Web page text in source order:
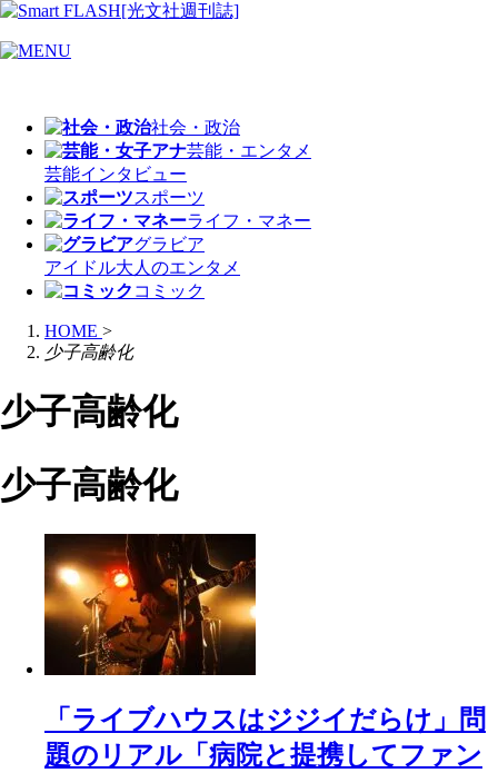
社会・政治
芸能・エンタメ
芸能インタビュー
スポーツ
ライフ・マネー
グラビア
アイドル大人のエンタメ
コミック
HOME >
少子高齢化
少子高齢化
少子高齢化
「ライブハウスはジジイだらけ」問
題のリアル「病院と提携してファン